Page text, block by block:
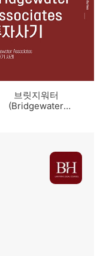
브릿지워터
(Bridgewater